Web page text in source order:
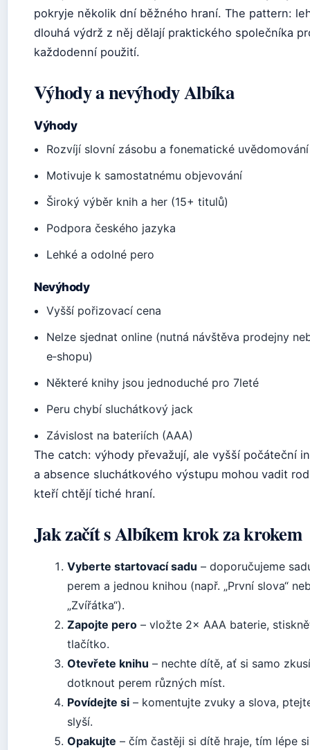
pokryje několik dní běžného hraní. The pattern:
dlouhá výdrž z něj dělají praktického společníka
každodenní použití.
Výhody a nevýhody Albíka
Výhody
Rozvíjí slovní zásobu a fonematické uvědomování
Motivuje k samostatnému objevování
Široký výběr knih a her (15+ titulů)
Podpora českého jazyka
Lehké a odolné pero
Nevýhody
Vyšší pořizovací cena
Nelze sjednat online (nutná návštěva prodejny
e‑shopu)
Některé knihy jsou jednoduché pro 7leté
Peru chybí sluchátkový jack
Závislost na bateriích (AAA)
The catch: výhody převažují, ale vyšší počáteční
a absence sluchátkového výstupu mohou vadit
kteří chtějí tiché hraní.
Jak začít s Albíkem krok za krokem
Vyberte startovací sadu – doporučujeme
perem a jednou knihou (např. „První slova“
„Zvířátka“).
Zapojte pero – vložte 2× AAA baterie,
tlačítko.
Otevřete knihu – nechte dítě, ať si samo zkusí
dotknout perem různých míst.
Povídejte si – komentujte zvuky a slova,
slyší.
Opakujte – čím častěji si dítě hraje, tím lépe si